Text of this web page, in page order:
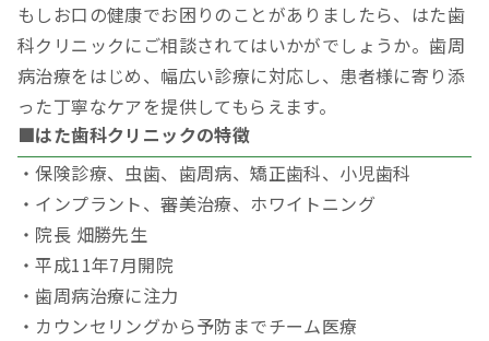
もしお口の健康でお困りのことがありましたら、はた歯
科クリニックにご相談されてはいかがでしょうか。歯周
病治療をはじめ、幅広い診療に対応し、患者様に寄り添
った丁寧なケアを提供してもらえます。
■はた歯科クリニックの特徴
・保険診療、虫歯、歯周病、矯正歯科、小児歯科
・インプラント、審美治療、ホワイトニング
・院長 畑勝先生
・平成11年7月開院
・歯周病治療に注力
・カウンセリングから予防までチーム医療